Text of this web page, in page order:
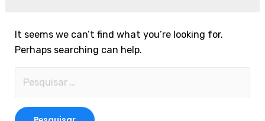
It seems we can’t find what you’re looking for.
Perhaps searching can help.